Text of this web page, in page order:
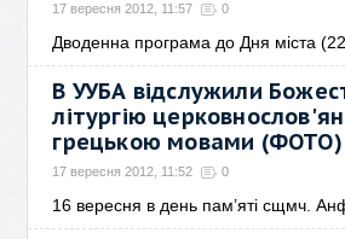
17 вересня 2012, 11:57 0
Дводенна програма до Дня міста
В УУБА відслужили
літургію
грецькою мовами (ФОТО)
17 вересня 2012, 11:52 0
16 вересня в день пам’яті сщмч.